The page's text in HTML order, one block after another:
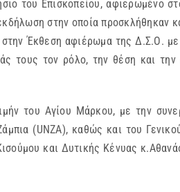
του Επισκοπείου, αφιερωμένο
στην οποία προσκλήθηκαν
στην Έκθεση αφιέρωμα της Δ.Σ.Ο.
τους τον ρόλο, την θέση και
του Αγίου Μάρκου, με την
(UNZA), καθώς και του
και Δυτικής Κένυας